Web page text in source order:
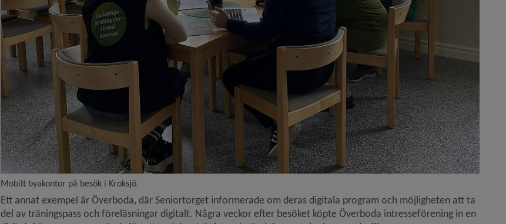
Mobilt byakontor på besök i Kroksjö.
Ett annat exempel är Överboda, där Seniortorget informerade om deras digitala program och möjligheten att ta
del av träningspass och föreläsningar digitalt. Några veckor efter besöket köpte Överboda intresseförening in en